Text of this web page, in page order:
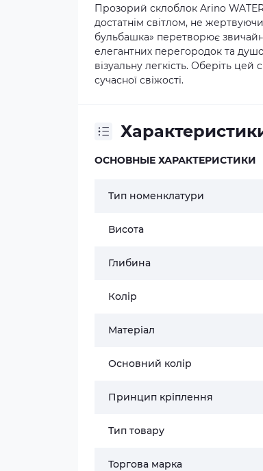
Прозорий склоблок Arino
достатнім світлом, не
бульбашка» перетворює
елегантних перегородок та
візуальну легкість. Оберіть
сучасної свіжості.
ОСНОВНЫЕ ХАРАКТЕРИСТИКИ
Тип номенклатури
Висота
Глибина
Колір
Матеріал
Основний колір
Принцип кріплення
Тип товару
Торгова марка